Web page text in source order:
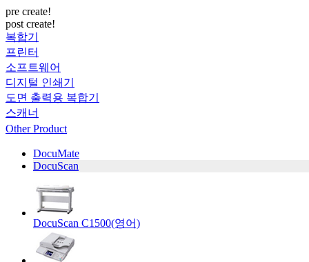
pre create!
post create!
복합기
프린터
소프트웨어
디지털 인쇄기
도면 출력용 복합기
스캐너
Other Product
DocuMate
DocuScan
DocuScan C1500(영어)